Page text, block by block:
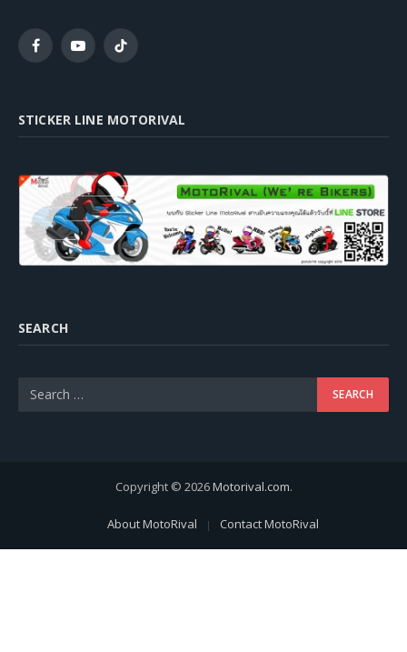
FacebookYouTubeTikTok
STICKER LINE MOTORIVAL
SEARCH
Copyright © 2026Motorival.com.
About MotoRival Contact MotoRival